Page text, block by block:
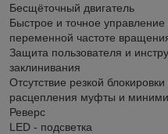
Бесщёточный двигатель
Быстрое и точное
переменной частоте
Защита пользователя и
заклинивания
Отсутствие резкой
расцепления муфты и
Реверс
LED - подсветка